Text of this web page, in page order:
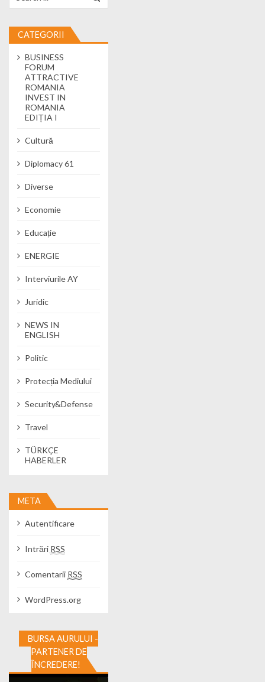
CATEGORII
BUSINESS
FORUM
ATTRACTIVE
ROMANIA
INVEST IN
ROMANIA
EDIȚIA I
Cultură
Diplomacy 61
Diverse
Economie
Educație
ENERGIE
Interviurile AY
Juridic
NEWS IN
ENGLISH
Politic
Protecția Mediului
Security&Defense
Travel
TÜRKÇE
HABERLER
META
Autentificare
Intrări RSS
Comentarii RSS
WordPress.org
BURSA AURULUI -
PARTENER DE
ÎNCREDERE!